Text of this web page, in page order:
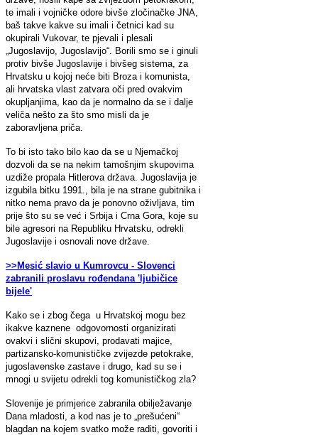
te imali i vojničke odore bivše zločinačke JNA,
baš takve kakve su imali i četnici kad su
okupirali Vukovar, te pjevali i plesali
„Jugoslavijo, Jugoslavijo“. Borili smo se i ginuli
protiv bivše Jugoslavije i bivšeg sistema, za
Hrvatsku u kojoj neće biti Broza i komunista,
ali hrvatska vlast zatvara oči pred ovakvim
okupljanjima, kao da je normalno da se i dalje
veliča nešto za što smo misli da je
zaboravljena priča.
To bi isto tako bilo kao da se u Njemačkoj
dozvoli da se na nekim tamošnjim skupovima
uzdiže propala Hitlerova država. Jugoslavija je
izgubila bitku 1991., bila je na strane gubitnika i
nitko nema pravo da je ponovno oživljava, tim
prije što su se već i Srbija i Crna Gora, koje su
bile agresori na Republiku Hrvatsku, odrekli
Jugoslavije i osnovali nove države.
>>Mesić slavio u Kumrovcu - Slovenci
zabranili proslavu rođendana 'ljubičice
bijele'
Kako se i zbog čega u Hrvatskoj mogu bez
ikakve kaznene odgovornosti organizirati
ovakvi i slični skupovi, prodavati majice,
partizansko-komunističke zvijezde petokrake,
jugoslavenske zastave i drugo, kad su se i
mnogi u svijetu odrekli tog komunističkog zla?
Slovenije je primjerice zabranila obilježavanje
Dana mladosti, a kod nas je to „prešućeni“
blagdan na kojem svatko može raditi, govoriti i